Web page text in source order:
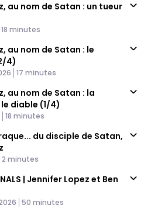
au nom de Satan : un tueur
Time
18 minutes
au nom de Satan : le
4)
Time
17 minutes
au nom de Satan : la
diable (1/4)
Time
18 minutes
du disciple de Satan,
Time
2 minutes
| Jennifer Lopez et Ben
Time
50 minutes